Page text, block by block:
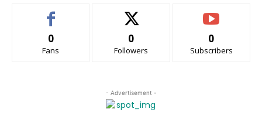
0
Fans
0
Followers
0
Subscribers
- Advertisement -